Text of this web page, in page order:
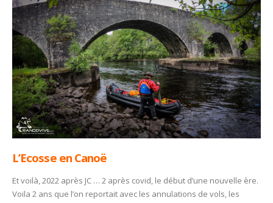
L’Ecosse en Canoë
Et voilà, 2022 après JC … 2 après covid, le début d’une nouvelle ère.
Voila 2 ans que l’on reportait avec les annulations de vols, les